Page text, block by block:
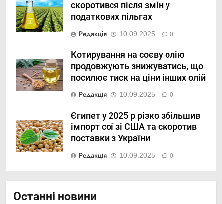
скоротився після змін у
податкових пільгах
Редакція 10.09.2025 0
Котирування на соєву олію
продовжують знижуватись, що
посилює тиск на ціни інших олій
Редакція 10.09.2025 0
Єгипет у 2025 р різко збільшив
імпорт сої зі США та скоротив
поставки з України
Редакція 10.09.2025 0
Останні новини